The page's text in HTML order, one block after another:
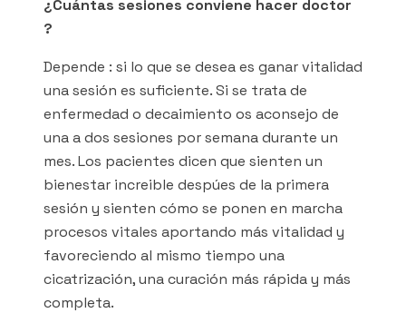
¿Cuántas sesiones conviene hacer doctor
?
Depende : si lo que se desea es ganar vitalidad
una sesión es suficiente. Si se trata de
enfermedad o decaimiento os aconsejo de
una a dos sesiones por semana durante un
mes. Los pacientes dicen que sienten un
bienestar increible despúes de la primera
sesión y sienten cómo se ponen en marcha
procesos vitales aportando más vitalidad y
favoreciendo al mismo tiempo una
cicatrización, una curación más rápida y más
completa.